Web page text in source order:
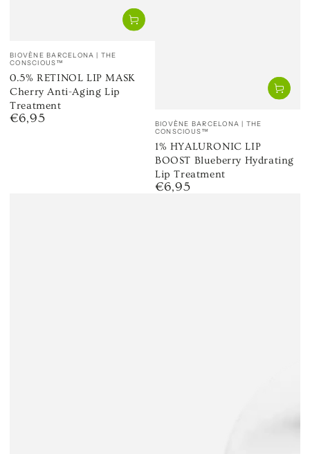
Venditore:
BIOVÈNE BARCELONA | THE
CONSCIOUS™
0.5% RETINOL LIP MASK
Cherry Anti-Aging Lip
Treatment
Prezzo
€6,95 Venditore:
BIOVÈNE BARCELONA | THE
CONSCIOUS™
1% HYALURONIC LIP
BOOST Blueberry Hydrating
Lip Treatment
Prezzo
€6,95